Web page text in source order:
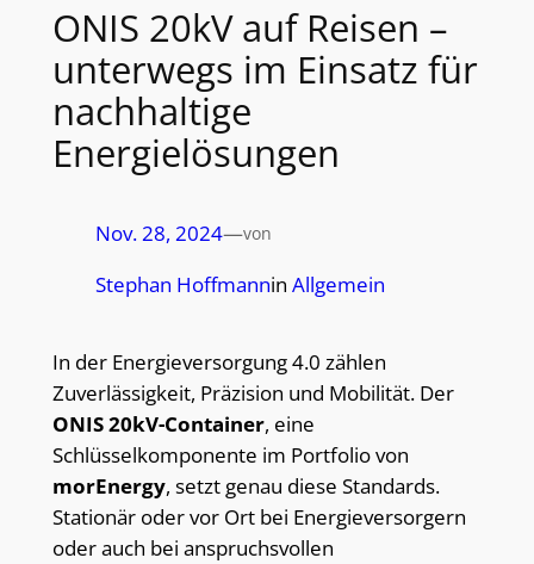
ONIS 20kV auf Reisen –
unterwegs im Einsatz für
nachhaltige
Energielösungen
Nov. 28, 2024—von
Stephan Hoffmannin Allgemein
In der Energieversorgung 4.0 zählen
Zuverlässigkeit, Präzision und Mobilität. Der
ONIS 20kV-Container, eine
Schlüsselkomponente im Portfolio von
morEnergy, setzt genau diese Standards.
Stationär oder vor Ort bei Energieversorgern
oder auch bei anspruchsvollen